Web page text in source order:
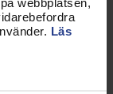
Läs
iPhone och
du dig som